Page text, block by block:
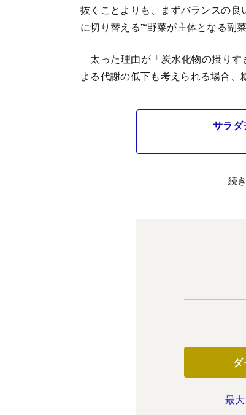
抜くことよりも、まずバランスの
に切り替える”“野菜が主体となる副
太った理由が「炭水化物の摂りす
よる代謝の低下も考えられる場合、
サラダ
続
最